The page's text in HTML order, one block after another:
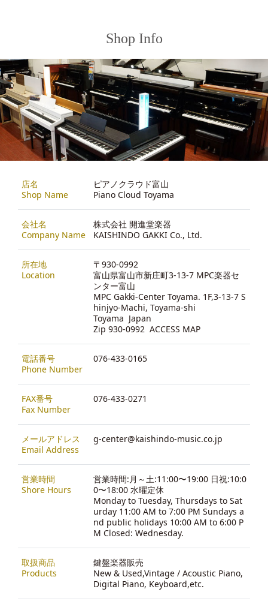
Shop Info
店名
Shop Name
ピアノクラウド富山
Piano Cloud Toyama
会社名
Company Name
株式会社 開進堂楽器
KAISHINDO GAKKI Co., Ltd.
所在地
Location
〒930-0992
富山県富山市新庄町3-13-7 MPC楽器セ
ンター富山
MPC Gakki-Center Toyama. 1F,3-13-7 S
hinjyo-Machi, Toyama-shi
Toyama Japan
Zip 930-0992 ACCESS MAP
電話番号
Phone Number
076-433-0165
FAX番号
Fax Number
076-433-0271
メールアドレス
Email Address
g-center@kaishindo-music.co.jp
営業時間
Shore Hours
営業時間:月～土:11:00〜19:00 日祝:10:0
0〜18:00 水曜定休
Monday to Tuesday, Thursdays to Sat
urday 11:00 AM to 7:00 PM Sundays a
nd public holidays 10:00 AM to 6:00 P
M Closed: Wednesday.
取扱商品
Products
鍵盤楽器販売
New & Used,Vintage / Acoustic Piano,
Digital Piano, Keyboard,etc.